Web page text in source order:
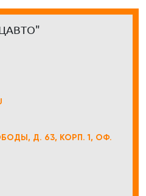
Д. 63, КОРП. 1, ОФ.